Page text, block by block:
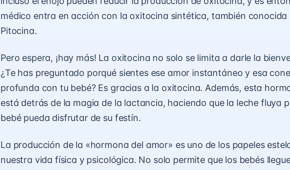
médico entra en acción con la oxitocina sintética, también conocida
Pitocina.
Pero espera, ¡hay más! La oxitocina no solo se limita a darle la
¿Te has preguntado porqué sientes ese amor instantáneo y esa
profunda con tu bebé? Es gracias a la oxitocina. Además, esta
está detrás de la magia de la lactancia, haciendo que la leche fluya
bebé pueda disfrutar de su festín.
La producción de la «hormona del amor» es uno de los papeles
nuestra vida física y psicológica. No solo permite que los bebés